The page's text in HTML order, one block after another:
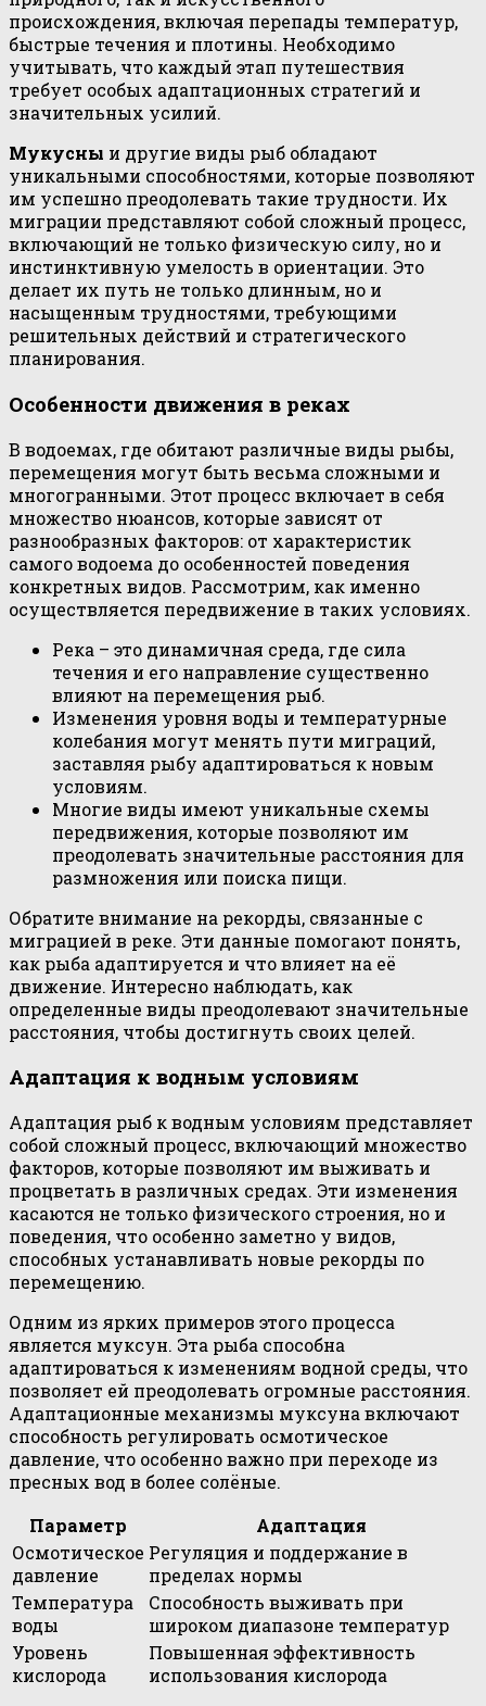
происхождения, включая перепады температур,
быстрые течения и плотины. Необходимо
учитывать, что каждый этап путешествия
требует особых адаптационных стратегий и
значительных усилий.
Мукусны и другие виды рыб обладают
уникальными способностями, которые позволяют
им успешно преодолевать такие трудности. Их
миграции представляют собой сложный процесс,
включающий не только физическую силу, но и
инстинктивную умелость в ориентации. Это
делает их путь не только длинным, но и
насыщенным трудностями, требующими
решительных действий и стратегического
планирования.
Особенности движения в реках
В водоемах, где обитают различные виды рыбы,
перемещения могут быть весьма сложными и
многогранными. Этот процесс включает в себя
множество нюансов, которые зависят от
разнообразных факторов: от характеристик
самого водоема до особенностей поведения
конкретных видов. Рассмотрим, как именно
осуществляется передвижение в таких условиях.
Река – это динамичная среда, где сила
течения и его направление существенно
влияют на перемещения рыб.
Изменения уровня воды и температурные
колебания могут менять пути миграций,
заставляя рыбу адаптироваться к новым
условиям.
Многие виды имеют уникальные схемы
передвижения, которые позволяют им
преодолевать значительные расстояния для
размножения или поиска пищи.
Обратите внимание на рекорды, связанные с
миграцией в реке. Эти данные помогают понять,
как рыба адаптируется и что влияет на её
движение. Интересно наблюдать, как
определенные виды преодолевают значительные
расстояния, чтобы достигнуть своих целей.
Адаптация к водным условиям
Адаптация рыб к водным условиям представляет
собой сложный процесс, включающий множество
факторов, которые позволяют им выживать и
процветать в различных средах. Эти изменения
касаются не только физического строения, но и
поведения, что особенно заметно у видов,
способных устанавливать новые рекорды по
перемещению.
Одним из ярких примеров этого процесса
является муксун. Эта рыба способна
адаптироваться к изменениям водной среды, что
позволяет ей преодолевать огромные расстояния.
Адаптационные механизмы муксуна включают
способность регулировать осмотическое
давление, что особенно важно при переходе из
пресных вод в более солёные.
Параметр
Адаптация
Осмотическое
давление
Регуляция и поддержание в
пределах нормы
Температура
воды
Способность выживать при
широком диапазоне температур
Уровень
кислорода
Повышенная эффективность
использования кислорода